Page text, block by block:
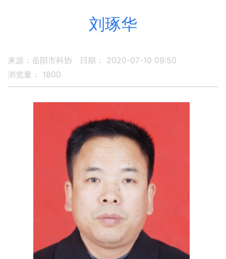
刘琢华
来源：岳阳市科协
日期： 2020-07-10 09:50
浏览量： 1800